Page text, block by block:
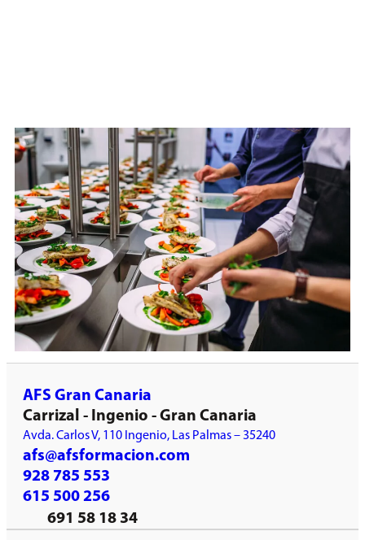
AFS Gran Canaria
Carrizal - Ingenio - Gran Canaria
Avda. Carlos V, 110 Ingenio, Las Palmas – 35240
afs@afsformacion.com
928 785 553
615 500 256
691 58 18 34